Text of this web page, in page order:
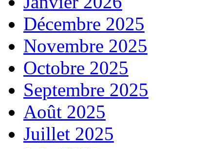
Décembre 2025
Novembre 2025
Octobre 2025
Septembre 2025
Août 2025
Juillet 2025